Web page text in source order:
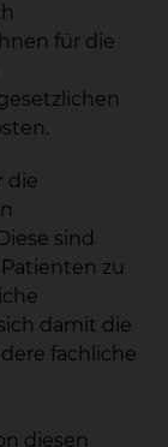
für die
die
sind
zu
damit die
fachliche
diesen